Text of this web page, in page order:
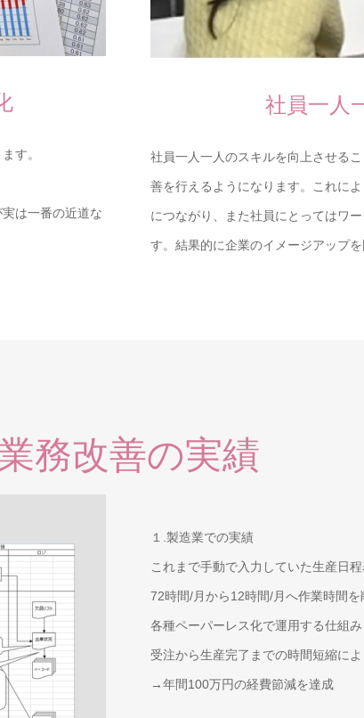
す。
は一番の近道な
社員一人
社員一人一人のスキルを向上させる
善を行えるようになります。これに
につながり、また社員にとってはワ
す。結果的に企業のイメージアップ
務改善の実績
１.製造業での実績
これまで手動で入力していた生産日
72時間/月から12時間/月へ作業時間を
各種ペーパーレス化で運用する仕組み
受注から生産完了までの時間短縮に
→年間100万円の経費節減を達成